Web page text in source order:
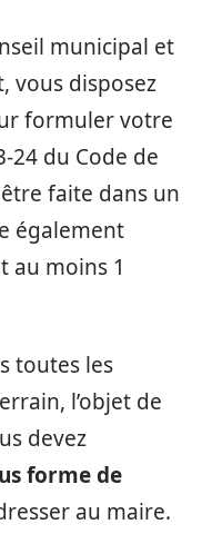
municipal et
vous disposez
formuler votre
24 du Code de
être faite dans un
également
au moins 1
toutes les
l’objet de
devez
forme de
au maire.